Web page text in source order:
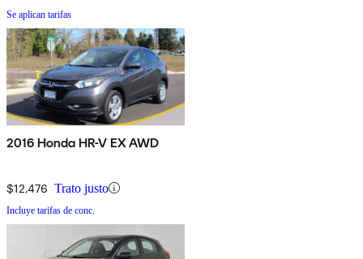
Se aplican tarifas
2016 Honda HR-V EX AWD
$12,476 Trato justo
Incluye tarifas de conc.